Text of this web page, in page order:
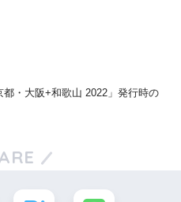
・大阪+和歌山 2022」発行時の